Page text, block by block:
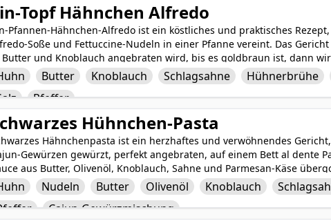
Topf Hähnchen Alfredo
Pfannen-Hähnchen-Alfredo ist ein köstliches und praktisches
Soße und Fettuccine-Nudeln in einer Pfanne vereint. Das
Butter und Knoblauch angebraten wird, bis es goldbraun ist, dann
Sahne und Hühnerbrühe gegart. Die Fettuccine-Nudeln kochen
während sie perfekt al dente werden. Zum Abschluss wird das
Salz und Pfeffer verfeinert, um eine zufriedenstellende
die Ihre Geschmacksknospen sicher begeistern wird.
Butter Knoblauch Schlagsahne Hühnerbrühe
Pfeffer
Hühnchen-Pasta
Hähnchenpasta ist ein herzhaftes und verwöhnendes
Gewürzen gewürzt, perfekt angebraten, auf einem Bett al dente
aus Butter, Olivenöl, Knoblauch, Sahne und Parmesan-Käse
Salz, Pfeffer und weiteren Cajun-Gewürzen für einen zusätzlichen
Warm genossen und mit frischen Kräutern garniert, ist
Mahlzeit, die Ihre Geschmacksnerven kitzeln wird.
Nudeln Butter Olivenöl Knoblauch
Cajun-Gewürzmischung